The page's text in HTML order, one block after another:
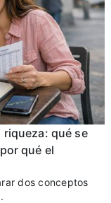
qué se
qué el
dos conceptos